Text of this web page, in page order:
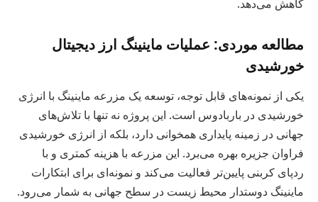
کاهش می‌دهد.
مطالعه موردی: عملیات ماینینگ ارز دیجیتال
خورشیدی
یکی از نمونه‌های قابل توجه، توسعه یک مزرعه ماینینگ با انرژی
خورشیدی در باربادوس است. این پروژه نه تنها با تلاش‌های
جهانی در زمینه پایداری همخوانی دارد، بلکه از انرژی خورشیدی
فراوان جزیره بهره می‌برد. این مزرعه با هزینه کمتری و با
ردپای کربنی پایین‌تر فعالیت می‌کند و نمونه‌ای برای ابتکارات
ماینینگ دوستدار محیط زیست در سطح جهانی به شمار می‌رود.